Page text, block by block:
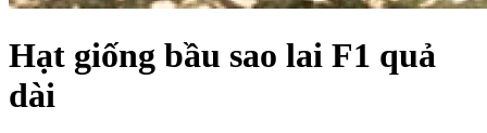
Hạt giống bầu sao lai F1 quả
dài